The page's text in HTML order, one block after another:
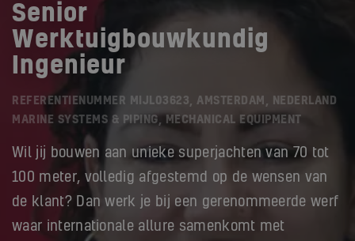
Senior
Werktuigbouwkundig
Ingenieur
REFERENTIENUMMER MIJL03623, AMSTERDAM, NEDERLAND
MARINE SYSTEMS & PIPING, MECHANICAL EQUIPMENT
Wil jij bouwen aan unieke superjachten van 70 tot
100 meter, volledig afgestemd op de wensen van
de klant? Dan werk je bij een gerenommeerde werf
waar internationale allure samenkomt met